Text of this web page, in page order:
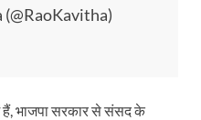
में हैं, भाजपा सरकार से संसद के